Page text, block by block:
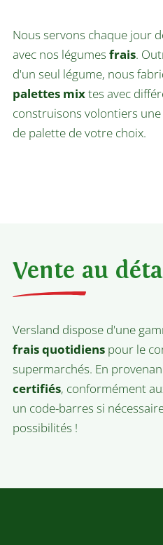
Nous servons chaque jour
avec nos légumesfrais.
d'un seul légume, nous
palettes mixtes avec
construisons volontiers
de palette de votre choix.
Vente au
Versland dispose d'une
frais quotidiens pour le
supermarchés. En
certifiés, conformément
un code-barres si
possibilités !